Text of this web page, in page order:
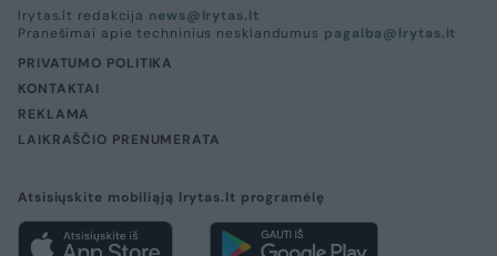
lrytas.lt redakcija news@lrytas.lt
Pranešimai apie techninius nesklandumus pagalba@lrytas.lt
PRIVATUMO POLITIKA
KONTAKTAI
REKLAMA
LAIKRAŠČIO PRENUMERATA
Atsisiųskite mobiliąją lrytas.lt programėlę